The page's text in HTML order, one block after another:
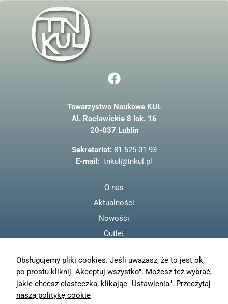
F
a
e
b
o
o
k
Towarzystwo Naukowe KUL
Al. Racławickie 8 lok. 16
20-037 Lublin
Sekretariat: 81 525 01 93
E-mail: tnkul@tnkul.pl
O nas
Aktualności
Nowości
Outlet
Polityka prywatności
Moje konto
Obsługujemy pliki cookies. Jeśli uważasz, że to jest ok,
po prostu kliknij "Akceptuj wszystko". Możesz też wybrać,
jakie chcesz ciasteczka, klikając "Ustawienia". Przeczytaj
naszą politykę cookie